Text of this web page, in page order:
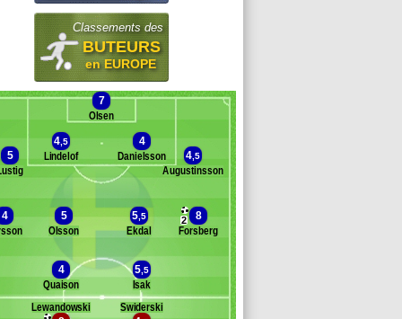
Classements des
BUTEURS
en EUROPE
Banc des remplaçantsSuède
7
Olsen
4 ,5
Lindelof
4
Danielsson
5
4 ,5
Augustinsson
4
5
Olsson
5 ,5
Ekdal
2
8
Forsberg
4
Quaison
5 ,5
Isak
Swiderski
Lewandowski